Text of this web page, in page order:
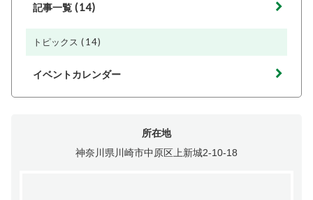
記事一覧 (14)
トピックス (14)
イベントカレンダー
所在地
神奈川県川崎市中原区上新城2-10-18